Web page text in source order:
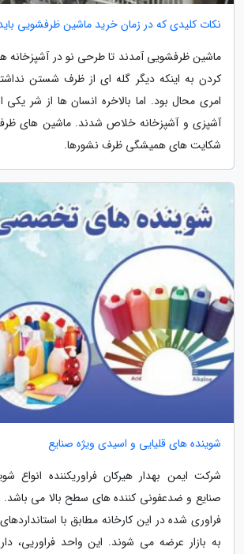
نکات کلیدی که در زمان خرید ماشین ظرفشویی
ماشین ظرفشویی آمدند تا طرحی نو در آشپزخانه ها
کردن به اینکه دیگر گله ای از ظرف شستن
امری محال بود. اما بالاخره انسان ها از شر یکی
آشپزی و آشپزخانه خلاص شدند. ماشین های
شکایت های همیشگی ظرف نشورها.
شوینده های قلیایی و اسیدی ویژه صنایع
شرکت ایمن بهدار هیرکان فراوریکننده
صنایع و ضدعفونی کننده های سطح بالا می
فراوری شده در این کارخانه مطابق با
به بازار عرضه می شوند. این واحد فراوریی،